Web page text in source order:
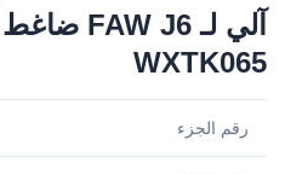
WXTK065
رقم الجزء